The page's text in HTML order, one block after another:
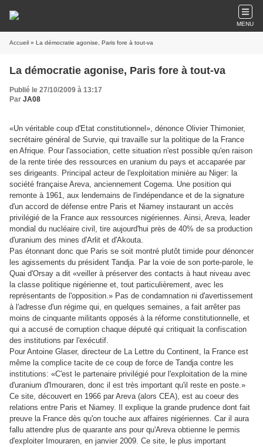
MENU
Accueil » La démocratie agonise, Paris fore à tout-va
La démocratie agonise, Paris fore à tout-va
Publié le 27/10/2009 à 13:17
Par JA08
«Un véritable coup d'Etat constitutionnel», dénonce Olivier Thimonier,
secrétaire général de Survie, qui travaille sur la politique de la France
en Afrique. Pour l'association, cette situation n'est possible qu'en raison
de la rente tirée des ressources en uranium du pays et accaparée par
ses dirigeants. Principal acteur de l'exploitation minière au Niger: la
société française Areva, anciennement Cogema. Une position qui
remonte à 1961, aux lendemains de l'indépendance et de la signature
d'un accord de défense entre Paris et Niamey instaurant un accès
privilégié de la France aux ressources nigériennes. Ainsi, Areva, leader
mondial du nucléaire civil, tire aujourd'hui près de 40% de sa production
d'uranium des mines d'Arlit et d'Akouta.
Pas étonnant donc que Paris se soit montré plutôt timide pour dénoncer
les agissements du président Tandja. Par la voie de son porte-parole, le
Quai d'Orsay a dit «veiller à préserver des contacts à haut niveau avec
la classe politique nigérienne et, tout particulièrement, avec les
représentants de l'opposition.» Pas de condamnation ni d'avertissement
à l'adresse d'un régime qui, en quelques semaines, a fait arrêter pas
moins de cinquante militants opposés à la réforme constitutionnelle, et
qui a accusé de corruption chaque député qui critiquait la confiscation
des institutions par l'exécutif.
Pour Antoine Glaser, directeur de La Lettre du Continent, la France est
même la complice tacite de ce coup de force de Tandja contre les
institutions: «C'est le partenaire privilégié pour l'exploitation de la mine
d'uranium d'Imouraren, donc il est très important qu'il reste en poste.»
Ce site, découvert en 1966 par Areva (alors CEA), est au coeur des
relations entre Paris et Niamey. Il explique la grande prudence dont fait
preuve la France dès qu'on touche aux affaires nigériennes. Car il aura
fallu attendre plus de quarante ans pour qu'Areva obtienne le permis
d'exploiter Imouraren, en janvier 2009. Ce site, le plus important